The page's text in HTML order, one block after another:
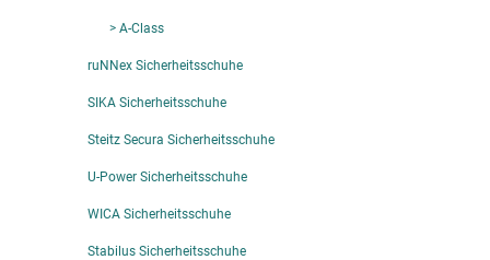
> A-Class
ruNNex Sicherheitsschuhe
SIKA Sicherheitsschuhe
Steitz Secura Sicherheitsschuhe
U-Power Sicherheitsschuhe
WICA Sicherheitsschuhe
Stabilus Sicherheitsschuhe